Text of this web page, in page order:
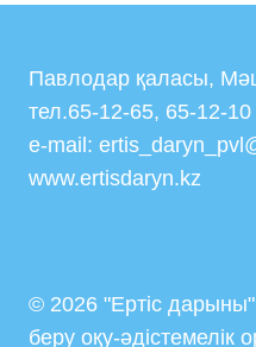
Павлодар қаласы,
тел.65-12-65, 65-12-10
e-mail:
www.ertisdaryn.kz
© 2026 "Ертіс дарыны"
беру оқу-әдістемелік